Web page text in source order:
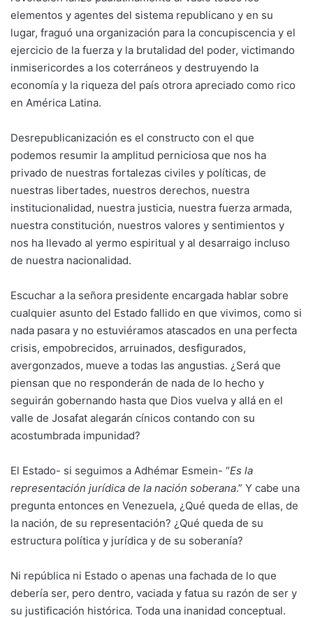
elementos y agentes del sistema republicano y en su
lugar, fraguó una organización para la concupiscencia y el
ejercicio de la fuerza y la brutalidad del poder, victimando
inmisericordes a los coterráneos y destruyendo la
economía y la riqueza del país otrora apreciado como rico
en América Latina.
Desrepublicanización es el constructo con el que
podemos resumir la amplitud perniciosa que nos ha
privado de nuestras fortalezas civiles y políticas, de
nuestras libertades, nuestros derechos, nuestra
institucionalidad, nuestra justicia, nuestra fuerza armada,
nuestra constitución, nuestros valores y sentimientos y
nos ha llevado al yermo espiritual y al desarraigo incluso
de nuestra nacionalidad.
Escuchar a la señora presidente encargada hablar sobre
cualquier asunto del Estado fallido en que vivimos, como si
nada pasara y no estuviéramos atascados en una perfecta
crisis, empobrecidos, arruinados, desfigurados,
avergonzados, mueve a todas las angustias. ¿Será que
piensan que no responderán de nada de lo hecho y
seguirán gobernando hasta que Dios vuelva y allá en el
valle de Josafat alegarán cínicos contando con su
acostumbrada impunidad?
El Estado- si seguimos a Adhémar Esmein- “Es la
representación jurídica de la nación soberana.” Y cabe una
pregunta entonces en Venezuela, ¿Qué queda de ellas, de
la nación, de su representación? ¿Qué queda de su
estructura política y jurídica y de su soberanía?
Ni república ni Estado o apenas una fachada de lo que
debería ser, pero dentro, vaciada y fatua su razón de ser y
su justificación histórica. Toda una inanidad conceptual.